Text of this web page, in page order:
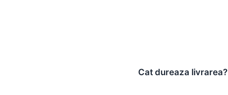
Cat dureaza livrarea?